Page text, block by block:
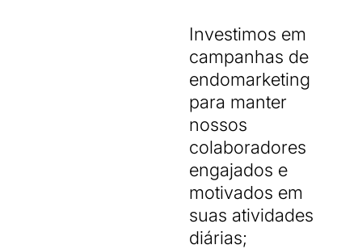
Investimos em
campanhas de
endomarketing
para manter
nossos
colaboradores
engajados e
motivados em
suas atividades
diárias;